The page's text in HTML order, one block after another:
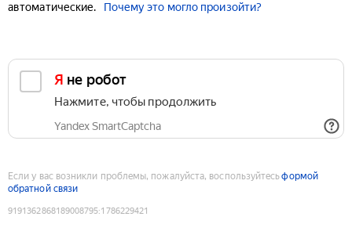
автоматические.
Почему это могло произойти?
Я не робот
Нажмите, чтобы продолжить
Yandex SmartCaptcha
Если у вас возникли проблемы, пожалуйста, воспользуйтесьформой
обратной связи
9191362868189008795:1786229421